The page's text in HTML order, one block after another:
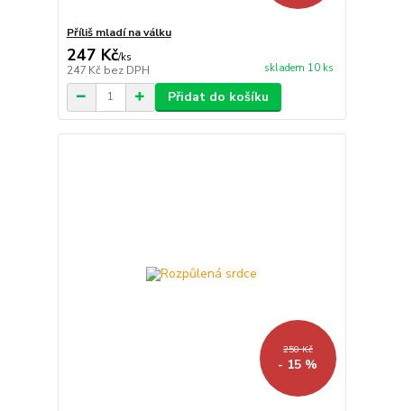
Příliš mladí na válku
247 Kč/ks
247 Kč bez DPH skladem 10 ks
Přidat do košíku
250 Kč
- 15 %